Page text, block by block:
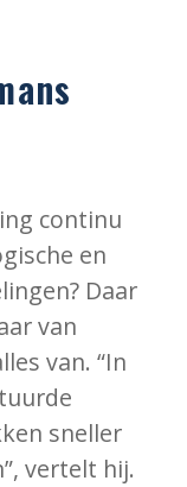
continu
en
Daar
van
van. “In
sneller
vertelt hij.